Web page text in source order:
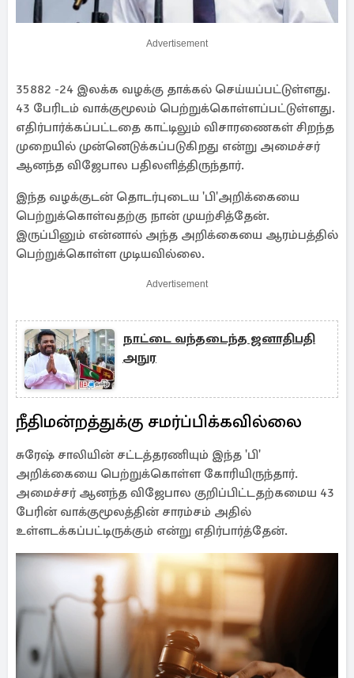
Advertisement
35882 -24 இலக்க வழக்கு தாக்கல் செய்யப்பட்டுள்ளது.
43 பேரிடம் வாக்குமூலம் பெற்றுக்கொள்ளப்பட்டுள்ளது.
எதிர்பார்க்கப்பட்டதை காட்டிலும் விசாரணைகள் சிறந்த
முறையில் முன்னெடுக்கப்படுகிறது என்று அமைச்சர்
ஆனந்த விஜேபால பதிலளித்திருந்தார்.
இந்த வழக்குடன் தொடர்புடைய 'பி'அறிக்கையை
பெற்றுக்கொள்வதற்கு நான் முயற்சித்தேன்.
இருப்பினும் என்னால் அந்த அறிக்கையை ஆரம்பத்தில்
பெற்றுக்கொள்ள முடியவில்லை.
Advertisement
நாட்டை வந்தடைந்த ஜனாதிபதி
அநுர
நீதிமன்றத்துக்கு சமர்ப்பிக்கவில்லை
சுரேஷ் சாலியின் சட்டத்தரணியும் இந்த 'பி'
அறிக்கையை பெற்றுக்கொள்ள கோரியிருந்தார்.
அமைச்சர் ஆனந்த விஜேபால குறிப்பிட்டதற்கமைய 43
பேரின் வாக்குமூலத்தின் சாரம்சம் அதில்
உள்ளடக்கப்பட்டிருக்கும் என்று எதிர்பார்த்தேன்.